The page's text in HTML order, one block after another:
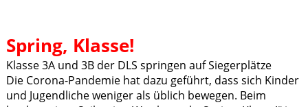
Spring, Klasse!
Klasse 3A und 3B der DLS springen auf Siegerplätze
Die Corona-Pandemie hat dazu geführt, dass sich Kinder
und Jugendliche weniger als üblich bewegen. Beim